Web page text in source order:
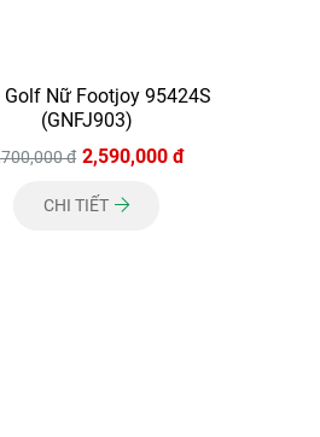
Golf Nữ Footjoy 95424S
(GNFJ903)
đ 2,590,000 đ
CHI TIẾT